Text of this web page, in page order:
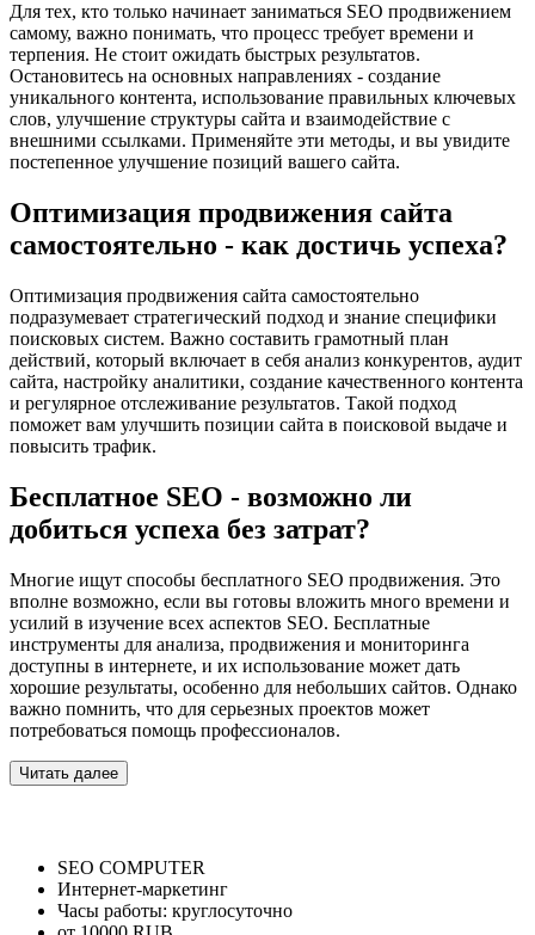
Для тех, кто только начинает заниматься SEO продвижением
самому, важно понимать, что процесс требует времени и
терпения. Не стоит ожидать быстрых результатов.
Остановитесь на основных направлениях - создание
уникального контента, использование правильных ключевых
слов, улучшение структуры сайта и взаимодействие с
внешними ссылками. Применяйте эти методы, и вы увидите
постепенное улучшение позиций вашего сайта.
Оптимизация продвижения сайта
самостоятельно - как достичь успеха?
Оптимизация продвижения сайта самостоятельно
подразумевает стратегический подход и знание специфики
поисковых систем. Важно составить грамотный план
действий, который включает в себя анализ конкурентов, аудит
сайта, настройку аналитики, создание качественного контента
и регулярное отслеживание результатов. Такой подход
поможет вам улучшить позиции сайта в поисковой выдаче и
повысить трафик.
Бесплатное SEO - возможно ли
добиться успеха без затрат?
Многие ищут способы бесплатного SEO продвижения. Это
вполне возможно, если вы готовы вложить много времени и
усилий в изучение всех аспектов SEO. Бесплатные
инструменты для анализа, продвижения и мониторинга
доступны в интернете, и их использование может дать
хорошие результаты, особенно для небольших сайтов. Однако
важно помнить, что для серьезных проектов может
потребоваться помощь профессионалов.
Читать далее
SEO COMPUTER
Интернет-маркетинг
Часы работы: круглосуточно